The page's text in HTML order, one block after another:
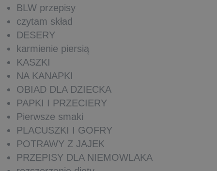
BLW przepisy
czytam skład
DESERY
karmienie piersią
KASZKI
NA KANAPKI
OBIAD DLA DZIECKA
PAPKI I PRZECIERY
Pierwsze smaki
PLACUSZKI I GOFRY
POTRAWY Z JAJEK
PRZEPISY DLA NIEMOWLAKA